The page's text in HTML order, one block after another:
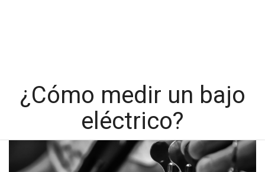
¿Cómo medir un bajo
eléctrico?